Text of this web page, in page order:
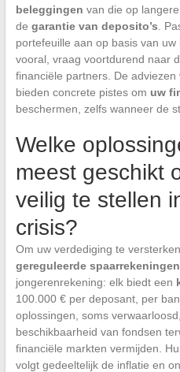
beleggingen van die op
de garantie van deposito’s .
portefeuille aan op basis van
vooral, vraag voortdurend naar
financiële partners. De
bieden concrete pistes om uw
beschermen, zelfs wanneer de
Welke
meest geschikt
veilig te stellen
crisis?
Om uw verdediging te
gereguleerde spaarrekeningen
jongerenrekening: elk biedt een
100.000 € per deposant, per
oplossingen, soms
beschikbaarheid van fondsen
financiële markten vermijden.
volgt gedeeltelijk de inflatie en